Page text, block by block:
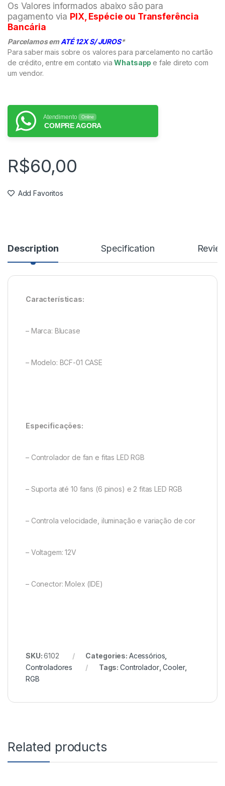
Os Valores informados abaixo são para
pagamento via PIX, Espécie ou Transferência
Bancária
Parcelamos emATÉ 12X S/ JUROS*
Para saber mais sobre os valores para parcelamento no cartão
de crédito, entre em contato viaWhatsapp e fale direto com
um vendor.
Atendimento Online
COMPRE AGORA
R$60,00
Add Favoritos
Description Specification
Características:
– Marca: Blucase
– Modelo: BCF-01 CASE
Especificações:
– Controlador de fan e fitas LED RGB
– Suporta até 10 fans (6 pinos) e 2 fitas LED RGB
– Controla velocidade, iluminação e variação de cor
– Voltagem: 12V
– Conector: Molex (IDE)
SKU:6102 Categories: Acessórios
Controladores
Tags:Controlador,Cooler,
RGB
Related products